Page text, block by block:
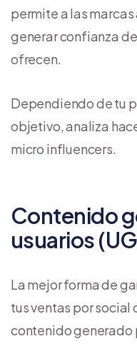
permite a las marcas
generar confianza
ofrecen.
Dependiendo de tu
objetivo, analiza
micro influencers.
Contenido
usuarios
La mejor forma de
tus ventas por social
contenido generado